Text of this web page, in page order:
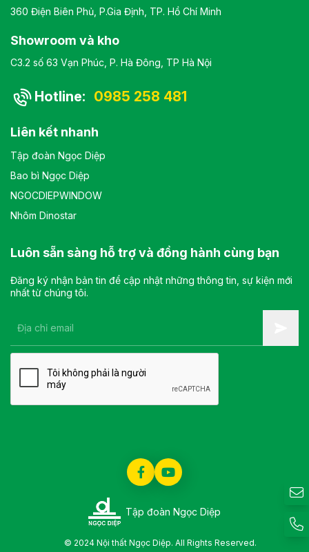
360 Điện Biên Phủ, P.Gia Định, TP. Hồ Chí Minh
Showroom và kho
C3.2 số 63 Vạn Phúc, P. Hà Đông, TP Hà Nội
Hotline: 0985 258 481
Liên kết nhanh
Tập đoàn Ngọc Diệp
Bao bì Ngọc Diệp
NGOCDIEPWINDOW
Nhôm Dinostar
Luôn sẵn sàng hỗ trợ và đồng hành cùng bạn
Đăng ký nhận bản tin để cập nhật những thông tin, sự kiện mới
nhất từ chúng tôi.
Tập đoàn Ngọc Diệp
© 2024 Nội thất Ngọc Diệp. All Rights Reserved.